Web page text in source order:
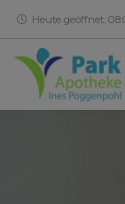
Heute geöffnet: